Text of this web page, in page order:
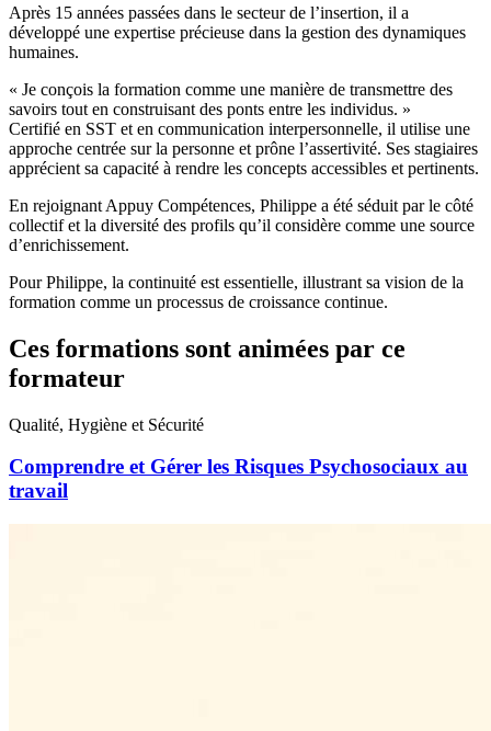
Après 15 années passées dans le secteur de l’insertion, il a
développé une expertise précieuse dans la gestion des dynamiques
humaines.
« Je conçois la formation comme une manière de transmettre des
savoirs tout en construisant des ponts entre les individus. »
Certifié en SST et en communication interpersonnelle, il utilise une
approche centrée sur la personne et prône l’assertivité. Ses stagiaires
apprécient sa capacité à rendre les concepts accessibles et pertinents.
En rejoignant Appuy Compétences, Philippe a été séduit par le côté
collectif et la diversité des profils qu’il considère comme une source
d’enrichissement.
Pour Philippe, la continuité est essentielle, illustrant sa vision de la
formation comme un processus de croissance continue.
Ces formations sont animées par ce
formateur
Qualité, Hygiène et Sécurité
Comprendre et Gérer les Risques Psychosociaux au
travail